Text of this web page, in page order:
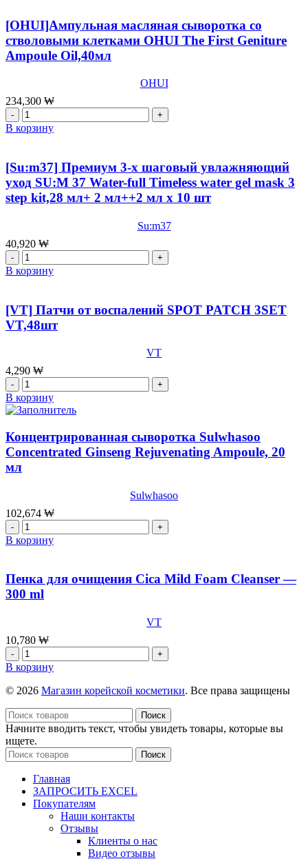
для
лица
со
стволовыми
The
First
Geniture
Cream
[OHUI]Ампульная масляная сыворотка со
стволовыми клетками OHUI The First Geniture
Ampoule Oil,40мл
OHUI
234,300 ₩
Количество
товара
[OHUI]Ампульная
сыворотка
со
стволовыми
клетками
Geniture
Ampoule
Oil,40мл
В корзину
[Su:m37] Премиум 3-х шаговый увлажняющий
уход SU:M 37 Water-full Timeless water gel mask 3
step kit,28 мл+ 2 мл++2 мл x 10 шт
Su:m37
40,920 ₩
Количество
товара
[Su:m37]
3-
х
шаговый
SU:M
37
Water-
full
Timeless
gel
mask
3
2
мл++2
мл
шт
В корзину
[VT] Патчи от воспалений SPOT PATCH 3SET
VT,48шт
VT
4,290 ₩
Количество
товара
[VT]
воспалений
SPOT
PATCH
В корзину
Концентрированная сыворотка Sulwhasoo
Concentrated Ginseng Rejuvenating Ampoule, 20
мл
Sulwhasoo
102,674 ₩
Количество
товара
Концентрированная
Sulwhasoo
Concentrated
Ginseng
20
мл
В корзину
Пенка для очищения Cica Mild Foam Cleanser —
300 ml
VT
10,780 ₩
Количество
товара
Пенка
для
Cica
Mild
Foam
Cleanser
-
300
ml
В корзину
© 2026 Магазин корейской косметики. Все права защищены
Поиск
Начните вводить текст, чтобы увидеть товары, которые вы
ищете.
Поиск
Главная
ЗАПРОСИТЬ EXCEL
Покупателям
Наши контакты
Отзывы
Клиенты о нас
Видео отзывы